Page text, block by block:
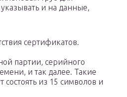
и на данные,
сертификатов.
партии, серийного
и так далее. Такие
состоять из 15 символов и